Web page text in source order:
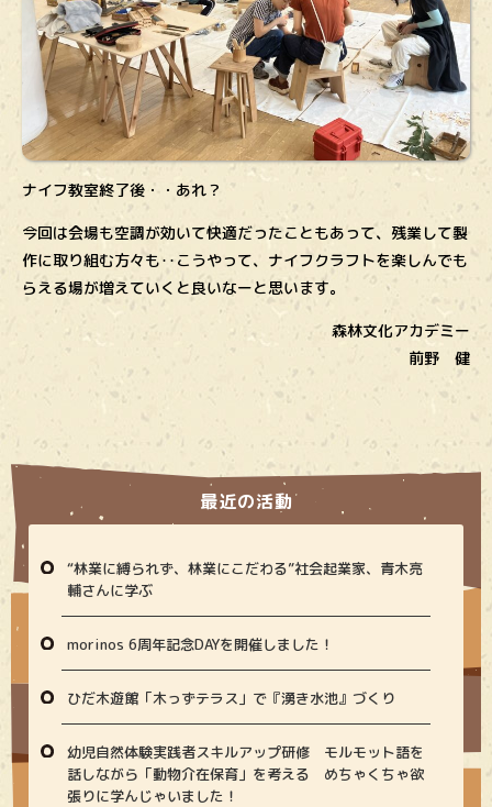
ナイフ教室終了後・・あれ？
今回は会場も空調が効いて快適だったこともあって、残業して製
作に取り組む方々も‥こうやって、ナイフクラフトを楽しんでも
らえる場が増えていくと良いなーと思います。
森林文化アカデミー
前野 健
最近の活動
“林業に縛られず、林業にこだわる”社会起業家、青木亮
輔さんに学ぶ
morinos 6周年記念DAYを開催しました！
ひだ木遊館「木っずテラス」で『湧き水池』づくり
幼児自然体験実践者スキルアップ研修 モルモット語を
話しながら「動物介在保育」を考える めちゃくちゃ欲
張りに学んじゃいました！